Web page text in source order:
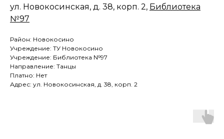
ул. Новокосинская, д. 38, корп. 2, Библиотека
№97
Район: Новокосино
Учреждение: ТУ Новокосино
Учреждение: Библиотека №97
Направление: Танцы
Платно: Нет
Адрес: ул. Новокосинская, д. 38, корп. 2